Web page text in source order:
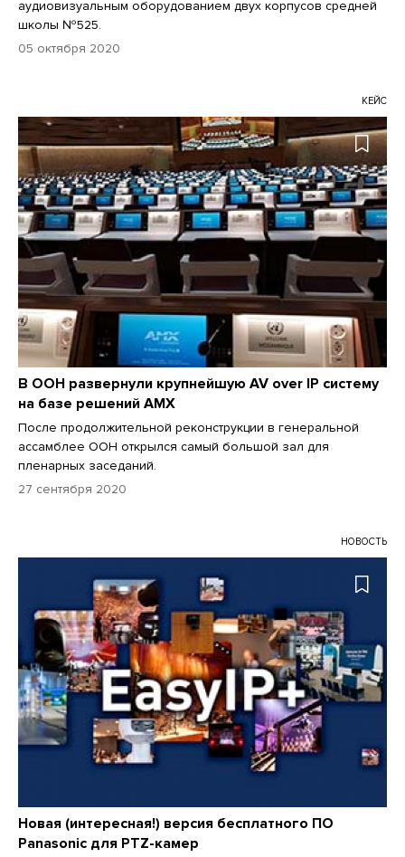
аудиовизуальным оборудованием двух корпусов средней
школы №525.
05 октября 2020
КЕЙС
В ООН развернули крупнейшую AV over IP систему
на базе решений AMX
После продолжительной реконструкции в генеральной
ассамблее ООН открылся самый большой зал для
пленарных заседаний.
27 сентября 2020
НОВОСТЬ
Новая (интересная!) версия бесплатного ПО
Panasonic для PTZ-камер